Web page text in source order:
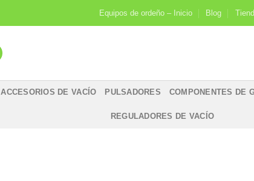
Equipos de ordeño – Inicio Blog
ACCESORIOS DE VACÍO PULSADORES COMPONENTES DE
REGULADORES DE VACÍO